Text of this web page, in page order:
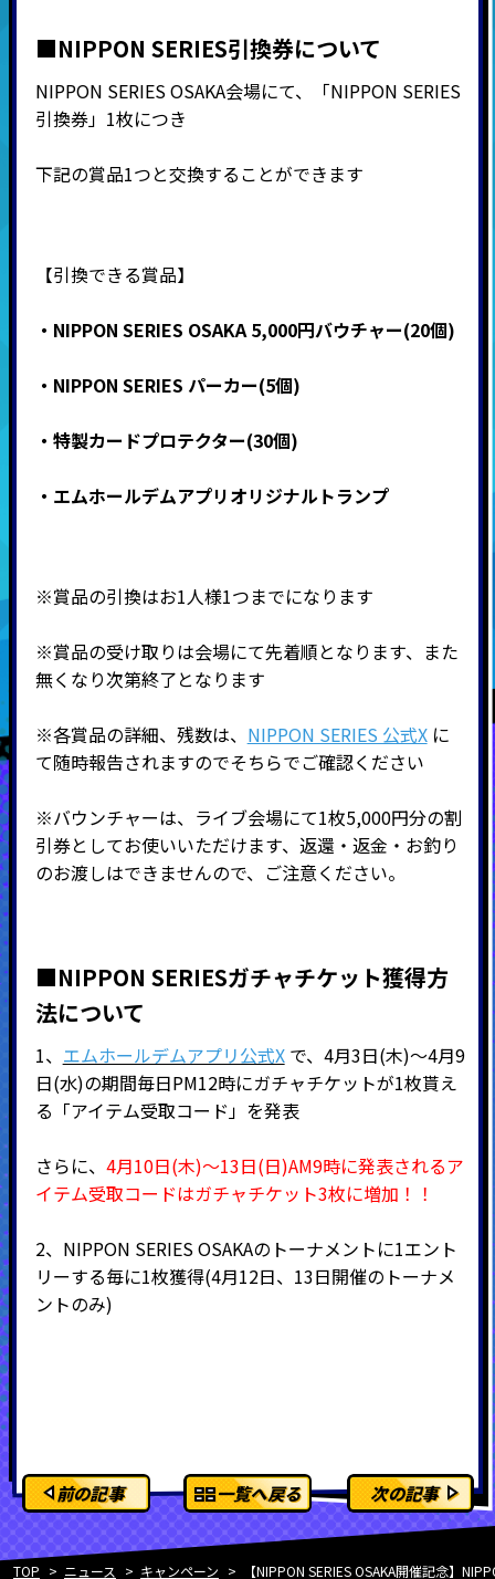
■NIPPON SERIES引換券について
NIPPON SERIES OSAKA会場にて、「NIPPON SERIES
引換券」1枚につき
下記の賞品1つと交換することができます
【引換できる賞品】
・NIPPON SERIES OSAKA 5,000円バウチャー(20個)
・NIPPON SERIES パーカー(5個)
・特製カードプロテクター(30個)
・エムホールデムアプリオリジナルトランプ
※賞品の引換はお1人様1つまでになります
※賞品の受け取りは会場にて先着順となります、また
無くなり次第終了となります
※各賞品の詳細、残数は、 NIPPON SERIES 公式Xに
て随時報告されますのでそちらでご確認ください
※バウンチャーは、ライブ会場にて1枚5,000円分の割
引券としてお使いいただけます、返還・返金・お釣り
のお渡しはできませんので、ご注意ください。
■NIPPON SERIESガチャチケット獲得方
法について
1、 エムホールデムアプリ公式Xで、4月3日(木)～4月9
日(水)の期間毎日PM12時にガチャチケットが1枚貰え
る「アイテム受取コード」を発表
さらに、 4月10日(木)～13日(日)AM9時に発表されるア
イテム受取コードはガチャチケット3枚に増加！！
2、NIPPON SERIES OSAKAのトーナメントに1エント
リーする毎に1枚獲得(4月12日、13日開催のトーナメ
ントのみ)
前の記事 一覧へ戻る 次の記事
TOP ニュース キャンペーン 【NIPPON SERIES OSAKA開催記念】